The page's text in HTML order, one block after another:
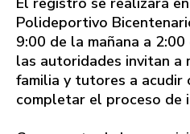
Polideportivo
9:00 de la mañana a
las autoridades invitan a
familia y tutores a acudir
completar el proceso de